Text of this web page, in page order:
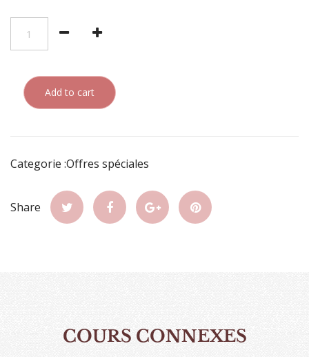
Add to cart
Categorie :Offres spéciales
Share
COURS CONNEXES